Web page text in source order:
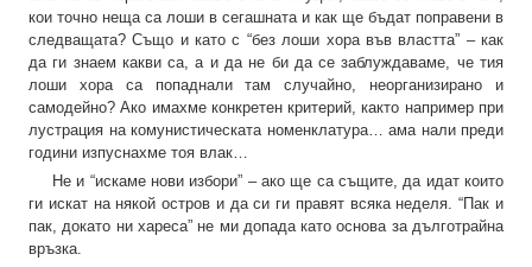
кои точно неща са лоши в сегашната и как ще бъдат поправени в
следващата? Също и като с “без лоши хора във властта” – как
да ги знаем какви са, а и да не би да се заблуждаваме, че тия
лоши хора са попаднали там случайно, неорганизирано и
самодейно? Ако имахме конкретен критерий, както например при
лустрация на комунистическата номенклатура… ама нали преди
години изпуснахме тоя влак…
Не и “искаме нови избори” – ако ще са същите, да идат които
ги искат на някой остров и да си ги правят всяка неделя. “Пак и
пак, докато ни хареса” не ми допада като основа за дълготрайна
връзка.